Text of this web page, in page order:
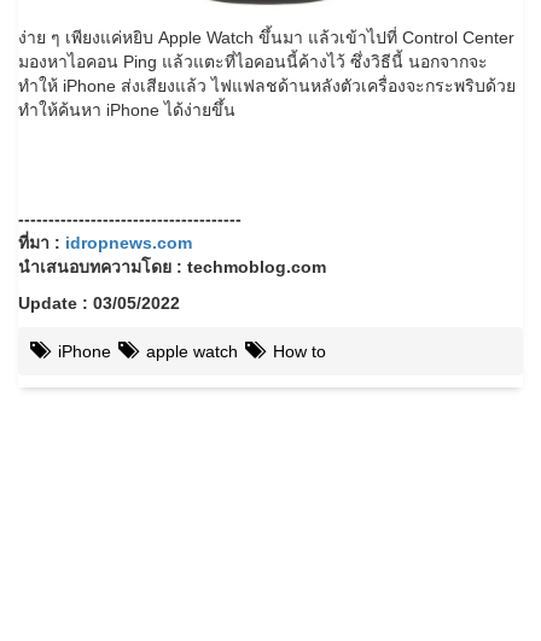
ง่าย ๆ เพียงแค่หยิบ Apple Watch ขึ้นมา แล้วเข้าไปที่ Control Center
มองหาไอคอน Ping แล้วแตะที่ไอคอนนี้ค้างไว้ ซึ่งวิธีนี้ นอกจากจะ
ทำให้ iPhone ส่งเสียงแล้ว ไฟแฟลชด้านหลังตัวเครื่องจะกระพริบด้วย
ทำให้ค้นหา iPhone ได้ง่ายขึ้น
-------------------------------------
ที่มา : idropnews.com
นำเสนอบทความโดย : techmoblog.com
Update : 03/05/2022
iPhone apple watch How to